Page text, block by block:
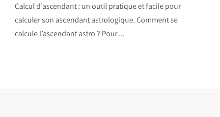
Calcul d’ascendant : un outil pratique et facile pour
calculer son ascendant astrologique. Comment se
calcule l’ascendant astro ? Pour ...